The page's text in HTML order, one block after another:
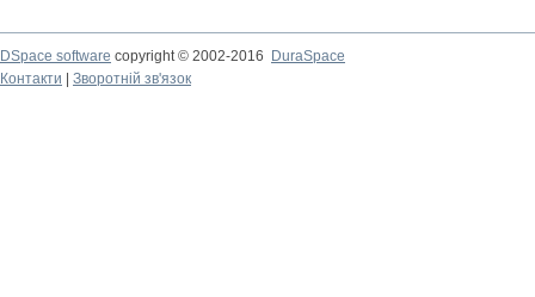
DSpace software copyright © 2002-2016
DuraSpace
Контакти
Зворотній зв'язок